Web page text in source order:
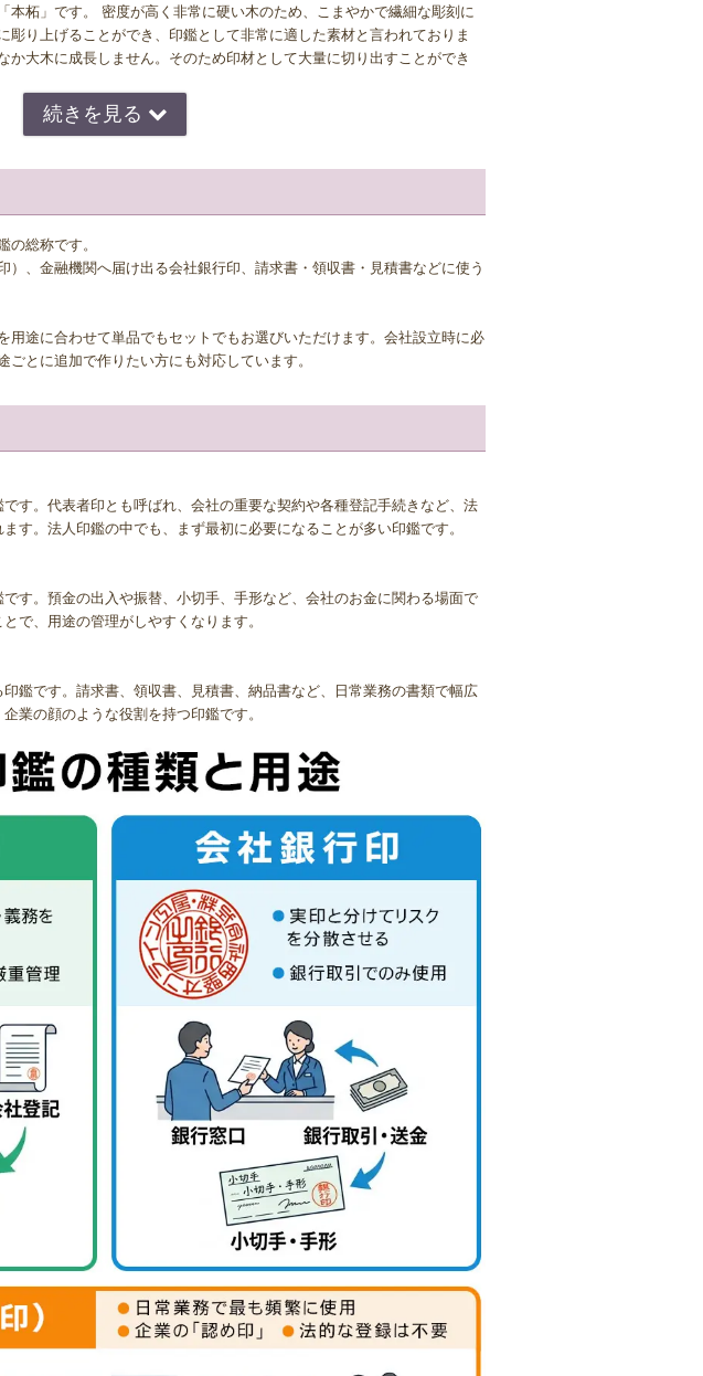
本柘」です。 密度が高く非常に硬い木のため、こまやかで繊細な彫刻に
彫り上げることができ、印鑑として非常に適した素材と言われておりま
か大木に成長しません。そのため印材として大量に切り出すことができ
までも本柘の代用素材であるため、本柘に比べると品質は劣ってしまいま
ことができるため、安く、高級印鑑というよりは日常的によく使う印鑑と
細かく粘りもあるため、印鑑として綺麗な仕上がりになります。 実印な
った湿度の変化に弱いという欠点があります。せっかく作った印鑑に歪み
。 印鑑の使用後は必ず専用の印鑑ケースにしまい、冷暗所に保管するよ
肉に含まれる油が木に染み込んで脆くなってしまうことがあります。劣化
として使えなくなります。
も、たくさんつけすぎたりすることのないようにしましょう。
あります。 程よい朱肉の汚れは印鑑に味がでますので、あまり気にしす
の原因になります。
の総称です。
）、金融機関へ届け出る会社銀行印、請求書・領収書・見積書などに使う
用途に合わせて単品でもセットでもお選びいただけます。会社設立時に必
とに追加で作りたい方にも対応しています。
す。代表者印とも呼ばれ、会社の重要な契約や各種登記手続きなど、法
す。法人印鑑の中でも、まず最初に必要になることが多い印鑑です。
す。預金の出入や振替、小切手、手形など、会社のお金に関わる場面で
で、用途の管理がしやすくなります。
鑑です。請求書、領収書、見積書、納品書など、日常業務の書類で幅広
業の顔のような役割を持つ印鑑です。